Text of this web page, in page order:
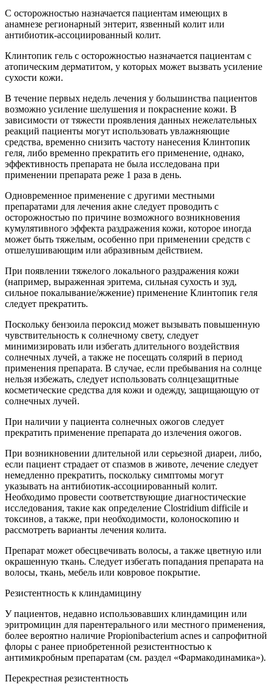
С осторожностью назначается пациентам имеющих в
анамнезе регионарный энтерит, язвенный колит или
антибиотик-ассоциированный колит.
Клинтопик гель с осторожностью назначается пациентам с
атопическим дерматитом, у которых может вызвать усиление
сухости кожи.
В течение первых недель лечения у большинства пациентов
возможно усиление шелушения и покраснение кожи. В
зависимости от тяжести проявления данных нежелательных
реакций пациенты могут использовать увлажняющие
средства, временно снизить частоту нанесения Клинтопик
геля, либо временно прекратить его применение, однако,
эффективность препарата не была исследована при
применении препарата реже 1 раза в день.
Одновременное применение с другими местными
препаратами для лечения акне следует проводить с
осторожностью по причине возможного возникновения
кумулятивного эффекта раздражения кожи, которое иногда
может быть тяжелым, особенно при применении средств с
отшелушивающим или абразивным действием.
При появлении тяжелого локального раздражения кожи
(например, выраженная эритема, сильная сухость и зуд,
сильное покалывание/жжение) применение Клинтопик геля
следует прекратить.
Поскольку бензоила пероксид может вызывать повышенную
чувствительность к солнечному свету, следует
минимизировать или избегать длительного воздействия
солнечных лучей, а также не посещать солярий в период
применения препарата. В случае, если пребывания на солнце
нельзя избежать, следует использовать солнцезащитные
косметические средства для кожи и одежду, защищающую от
солнечных лучей.
При наличии у пациента солнечных ожогов следует
прекратить применение препарата до излечения ожогов.
При возникновении длительной или серьезной диареи, либо,
если пациент страдает от спазмов в животе, лечение следует
немедленно прекратить, поскольку симптомы могут
указывать на антибиотик-ассоциированный колит.
Необходимо провести соответствующие диагностические
исследования, такие как определение Clostridium difficile и
токсинов, а также, при необходимости, колоноскопию и
рассмотреть варианты лечения колита.
Препарат может обесцвечивать волосы, а также цветную или
окрашенную ткань. Следует избегать попадания препарата на
волосы, ткань, мебель или ковровое покрытие.
Резистентность к клиндамицину
У пациентов, недавно использовавших клиндамицин или
эритромицин для парентерального или местного применения,
более вероятно наличие Propionibacterium acnes и сапрофитной
флоры с ранее приобретенной резистентностью к
антимикробным препаратам (см. раздел «Фармакодинамика»).
Перекрестная резистентность